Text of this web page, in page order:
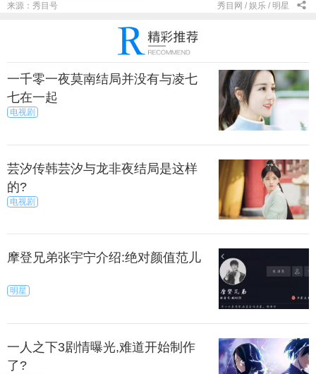
来源：秀目号 秀目网 / 娱乐 / 明星
一千零一夜莫南结局并没有与凌七
七在一起
电视剧
芸汐传韩芸汐与龙非夜结局是这样
的?
电视剧
摩登兄弟张宇宁介绍:绝对颜值范儿
明星
一人之下3剧情曝光,难道开始制作
了?